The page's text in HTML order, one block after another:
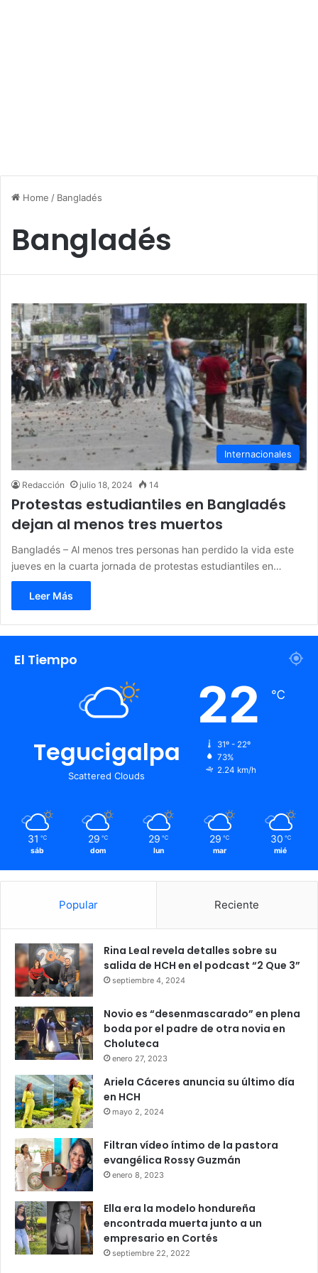
Home / Bangladés
Bangladés
Internacionales
Redacción julio 18, 2024 14
Protestas estudiantiles en Bangladés
dejan al menos tres muertos
Bangladés – Al menos tres personas han perdido la vida este
jueves en la cuarta jornada de protestas estudiantiles en…
Leer Más
El Tiempo
Tegucigalpa
Scattered Clouds
22 ℃
31º - 22º
73%
2.24 km/h
31 ℃
sáb
29 ℃
dom
29 ℃
lun
29 ℃
mar
30 ℃
mié
Popular Reciente
Rina Leal revela detalles sobre su
salida de HCH en el podcast “2 Que 3”
septiembre 4, 2024
Novio es “desenmascarado” en plena
boda por el padre de otra novia en
Choluteca
enero 27, 2023
Ariela Cáceres anuncia su último día
en HCH
mayo 2, 2024
Filtran vídeo íntimo de la pastora
evangélica Rossy Guzmán
enero 8, 2023
Ella era la modelo hondureña
encontrada muerta junto a un
empresario en Cortés
septiembre 22, 2022